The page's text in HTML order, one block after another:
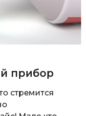
прибор
стремится